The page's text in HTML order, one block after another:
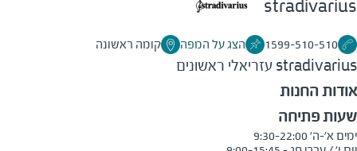
stradivarius
1599-510-510 הצג על המפה קומה ראשונה
stradivarius עזריאלי ראשונים
אודות החנות
שעות פתיחה